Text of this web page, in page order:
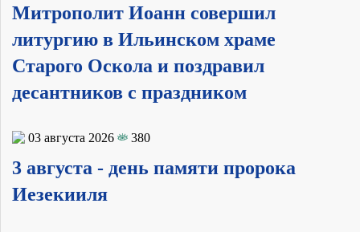
Митрополит Иоанн совершил
литургию в Ильинском храме
Старого Оскола и поздравил
десантников с праздником
03 августа 2026 380
3 августа - день памяти пророка
Иезекииля